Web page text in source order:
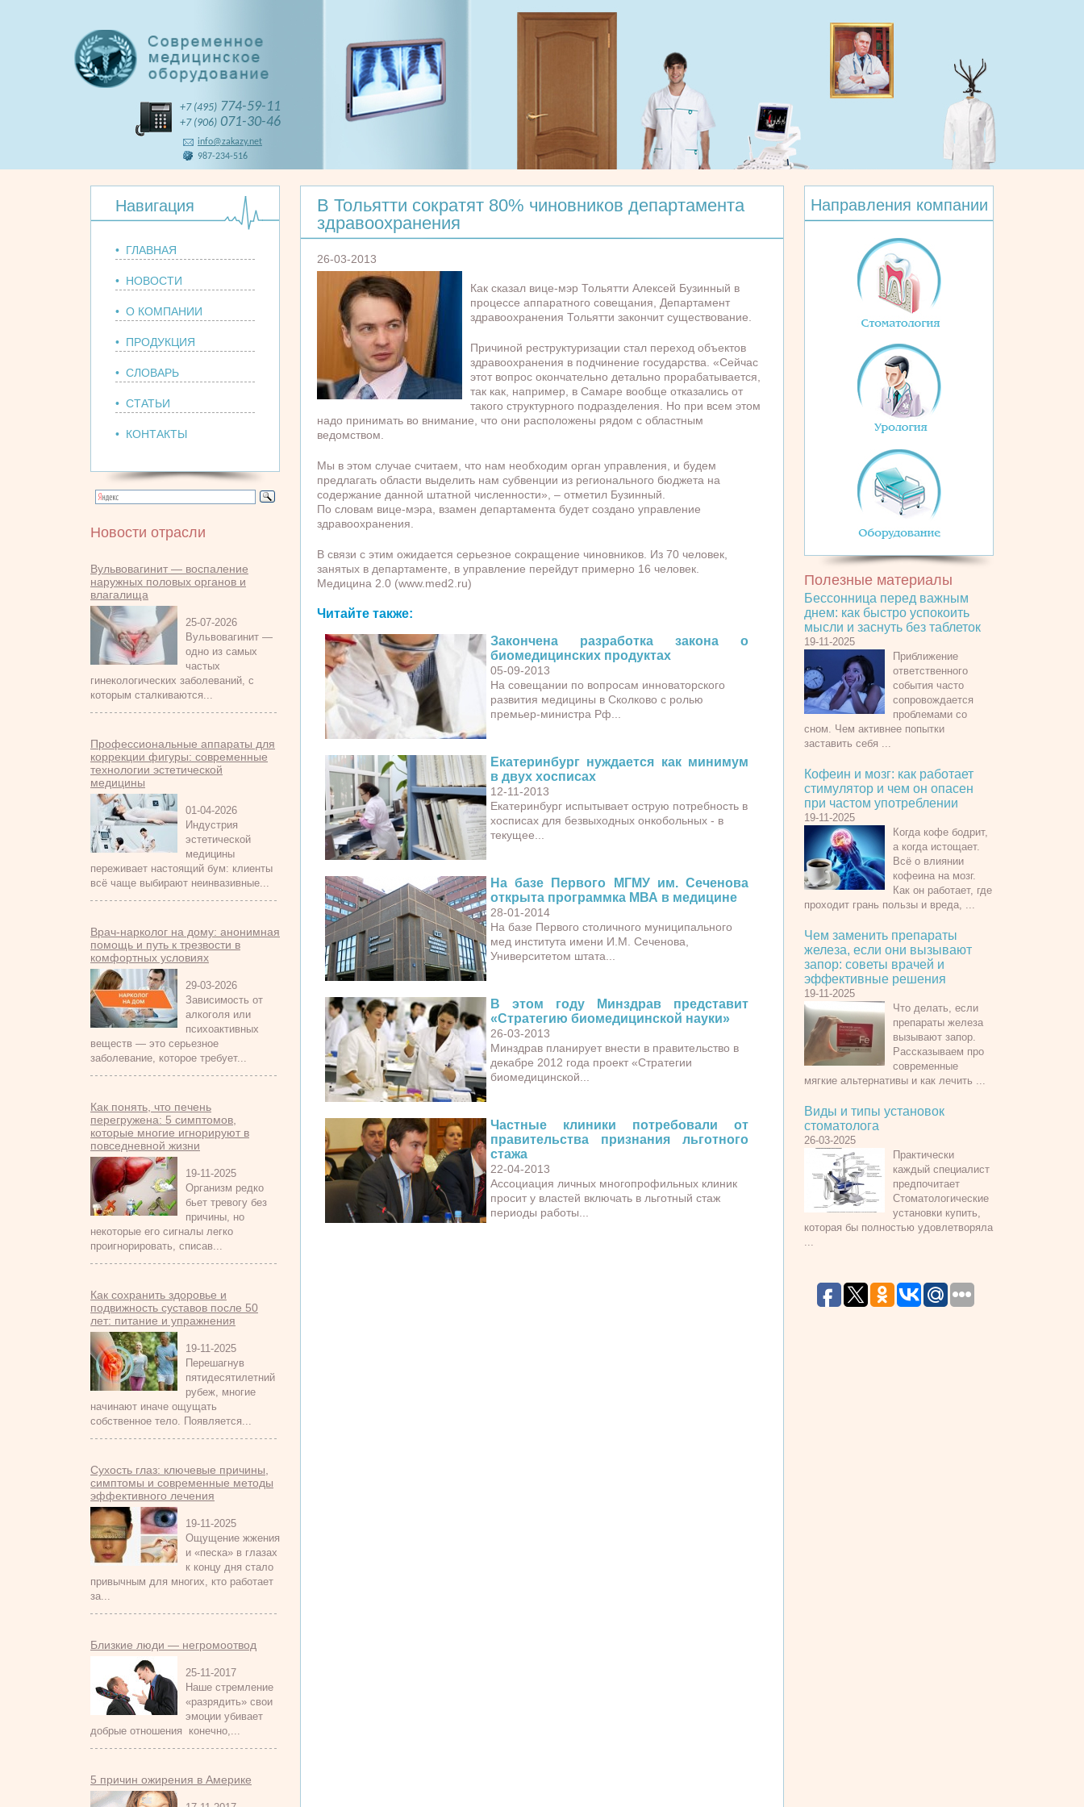
+7 (495) 774-59-11
+7 (906) 071-30-46
info@zakazy.net
987-234-516
Навигация
• ГЛАВНАЯ
• НОВОСТИ
• О КОМПАНИИ
• ПРОДУКЦИЯ
• СЛОВАРЬ
• СТАТЬИ
• КОНТАКТЫ
Новости отрасли
Вульвовагинит — воспаление
наружных половых органов и
влагалища
25-07-2026
Вульвовагинит —
одно из самых
частых
гинекологических заболеваний, с
которым сталкиваются...
Профессиональные аппараты для
коррекции фигуры: современные
технологии эстетической
медицины
01-04-2026
Индустрия
эстетической
медицины
переживает настоящий бум: клиенты
всё чаще выбирают неинвазивные...
Врач-нарколог на дому: анонимная
помощь и путь к трезвости в
комфортных условиях
29-03-2026
Зависимость от
алкоголя или
психоактивных
веществ — это серьезное
заболевание, которое требует...
Как понять, что печень
перегружена: 5 симптомов,
которые многие игнорируют в
повседневной жизни
19-11-2025
Организм редко
бьет тревогу без
причины, но
некоторые его сигналы легко
проигнорировать, списав...
Как сохранить здоровье и
подвижность суставов после 50
лет: питание и упражнения
19-11-2025
Перешагнув
пятидесятилетний
рубеж, многие
начинают иначе ощущать
собственное тело. Появляется...
Сухость глаз: ключевые причины,
симптомы и современные методы
эффективного лечения
19-11-2025
Ощущение жжения
и «песка» в глазах
к концу дня стало
привычным для многих, кто работает
за...
Близкие люди — негромоотвод
25-11-2017
Наше стремление
«разрядить» свои
эмоции убивает
добрые отношения конечно,...
5 причин ожирения в Америке
В Тольятти сократят 80% чиновников департамента
здравоохранения
26-03-2013
Как сказал вице-мэр Тольятти Алексей Бузинный в
процессе аппаратного совещания, Департамент
здравоохранения Тольятти закончит существование.
Причиной реструктуризации стал переход объектов
здравоохранения в подчинение государства. «Сейчас
этот вопрос окончательно детально прорабатывается,
так как, например, в Самаре вообще отказались от
такого структурного подразделения.
Но при всем этом
надо принимать во внимание, что они расположены рядом с областным
ведомством.
Мы в этом случае считаем, что нам необходим орган управления, и будем
предлагать области выделить нам субвенции из регионального бюджета на
содержание данной штатной численности», – отметил Бузинный.
По словам вице-мэра, взамен департамента будет создано управление
здравоохранения.
В связи с этим ожидается серьезное сокращение чиновников. Из 70 человек,
занятых в департаменте, в управление перейдут примерно 16 человек.
Медицина 2.0 (www.med2.ru)
Читайте также:
Закончена разработка закона о
биомедицинских продуктах
05-09-2013
На совещании по вопросам инноваторского
развития медицины в Сколково с ролью
премьер-министра Рф...
Екатеринбург нуждается как минимум
в двух хосписах
12-11-2013
Екатеринбург испытывает острую потребность в
хосписах для безвыходных онкобольных - в
текущее...
На базе Первого МГМУ им. Сеченова
открыта программка МВА в медицине
28-01-2014
На базе Первого столичного муниципального
мед института имени И.М. Сеченова,
Университетом штата...
В этом году Минздрав представит
«Стратегию биомедицинской науки»
26-03-2013
Минздрав планирует внести в правительство в
декабре 2012 года проект «Стратегии
биомедицинской...
Частные клиники потребовали от
правительства признания льготного
стажа
22-04-2013
Ассоциация личных многопрофильных клиник
просит у властей включать в льготный стаж
периоды работы...
Направления компании
Полезные материалы
Бессонница перед важным
днем: как быстро успокоить
мысли и заснуть без таблеток
19-11-2025
Приближение
ответственного
события часто
сопровождается
проблемами со
сном. Чем активнее попытки
заставить себя ...
Кофеин и мозг: как работает
стимулятор и чем он опасен
при частом употреблении
19-11-2025
Когда кофе бодрит,
а когда истощает.
Всё о влиянии
кофеина на мозг.
Как он работает, где
проходит грань пользы и вреда, ...
Чем заменить препараты
железа, если они вызывают
запор: советы врачей и
эффективные решения
19-11-2025
Что делать, если
препараты железа
вызывают запор.
Рассказываем про
современные
мягкие альтернативы и как лечить ...
Виды и типы установок
стоматолога
26-03-2025
Практически
каждый специалист
предпочитает
Стоматологические
установки купить,
которая бы полностью удовлетворяла
...